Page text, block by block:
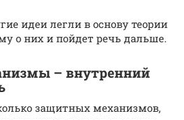
идеи легли в основу теории
о них и пойдет речь дальше.
– внутренний
защитных механизмов,